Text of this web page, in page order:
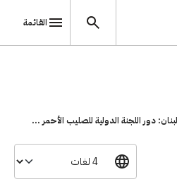
القائمة
لبنان: دور اللجنة الدولية للصليب الأحمر ...